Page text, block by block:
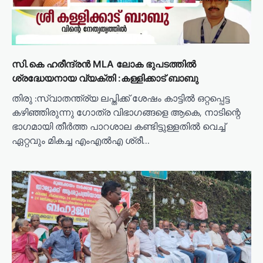
സി.കെ ഹരീന്ദ്രൻ MLA ലോക ഭുപടത്തിൽ
ശ്രദ്ധേയനായ വ്യക്തി :കള്ളിക്കാട് ബാബു
തിരു :സ്വാതന്ത്ര്യ ലപ്തിക്ക് ശേഷം കാട്ടിൽ ഒറ്റപ്പെട്ട
കഴിഞ്ഞിരുന്നു ഗോത്ര വിഭാഗങ്ങളെ ആകെ, നാടിന്റെ
ഭാഗമായി തീർത്ത പാറശാല കണ്ടിട്ടുള്ളതിൽ വെച്ച്
ഏറ്റവും മികച്ച എംഎൽഎ ശ്രീ…